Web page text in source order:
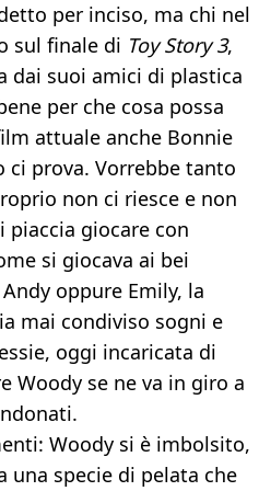
per inciso, ma chi nel
sul finale di Toy Story 3,
dai suoi amici di plastica
per che cosa possa
attuale anche Bonnie
ci prova. Vorrebbe tanto
non ci riesce e non
piaccia giocare con
si giocava ai bei
oppure Emily, la
mai condiviso sogni e
oggi incaricata di
Woody se ne va in giro a
Woody si è imbolsito,
una specie di pelata che